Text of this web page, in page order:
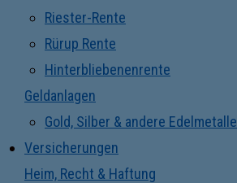
Riester-Rente
Rürup Rente
Hinterbliebenenrente
Geldanlagen
Gold, Silber & andere Edelmetalle
Versicherungen
Heim, Recht & Haftung